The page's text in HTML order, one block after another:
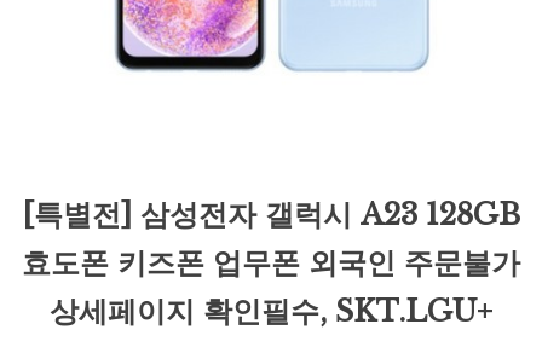
[특별전] 삼성전자 갤럭시 A23 128GB
효도폰 키즈폰 업무폰 외국인 주문불가
상세페이지 확인필수, SKT.LGU+